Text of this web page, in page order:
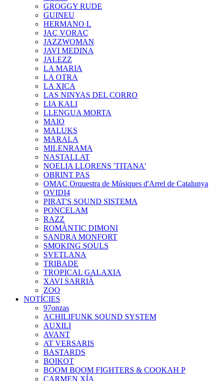
GROGGY RUDE
GUINEU
HERMANO L
JAÇ VORAÇ
JAZZWOMAN
JAVI MEDINA
JALEZZ
LA MARIA
LA OTRA
LA XICA
LAS NINYAS DEL CORRO
LIA KALI
LLENGUA MORTA
MAIO
MALUKS
MARALA
MILENRAMA
NASTALLAT
NOELIA LLORENS 'TITANA'
OBRINT PAS
OMAC Orquestra de Músiques d'Arrel de Catalunya
OVIDI4
PIRAT'S SOUND SISTEMA
PONCELAM
RAZZ
ROMÀNTIC DIMONI
SANDRA MONFORT
SMOKING SOULS
SVETLANA
TRIBADE
TROPICAL GALAXIA
XAVI SARRIÀ
ZOO
NOTÍCIES
97onzas
ACHILIFUNK SOUND SYSTEM
AUXILI
AVANT
AT VERSARIS
BASTARDS
BOIKOT
BOOM BOOM FIGHTERS & COOKAH P
CARMEN XÍA